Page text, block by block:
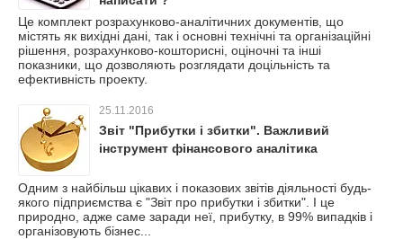
Це комплект розрахунково-аналітичних документів, що
містять як вихідні дані, так і основні технічні та організаційні
рішення, розрахунково-кошторисні, оціночні та інші
показники, що дозволяють розглядати доцільність та
ефективність проекту.
25.11.2016
Звіт "Прибутки і збитки". Важливий
інструмент фінансового аналітика
Одним з найбільш цікавих і показових звітів діяльності будь-
якого підприємства є "Звіт про прибутки і збитки". І це
природно, адже саме заради неї, прибутку, в 99% випадків і
організовують бізнес...